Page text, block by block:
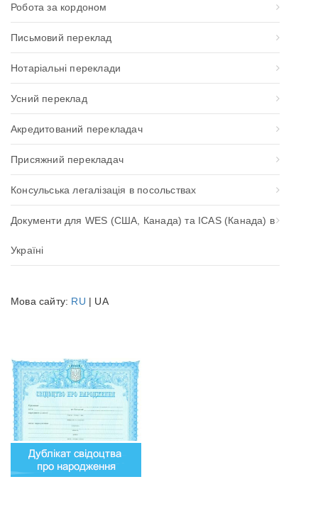
Робота за кордоном
Письмовий переклад
Нотаріальні переклади
Усний переклад
Акредитований перекладач
Присяжний перекладач
Консульська легалізація в посольствах
Документи для WES (США, Канада) та ICAS (Канада) в
Україні
Мова сайту: RU | UA